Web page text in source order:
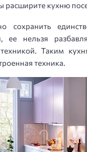
расширите кухню
сохранить
ее нельзя
Таким
техника.